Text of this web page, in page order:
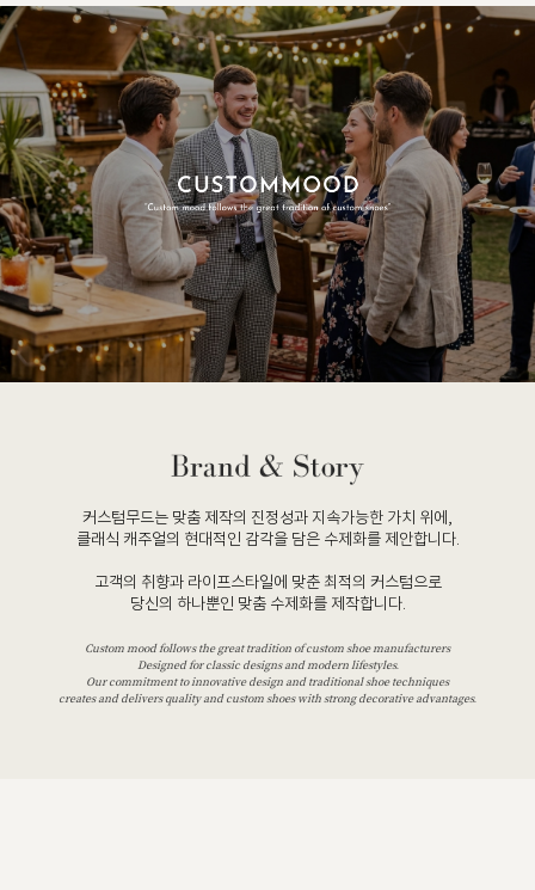
커스텀무드는 맞춤 제작의 진정성과 지속가능한 가치 위에,
클래식 캐주얼의 현대적인 감각을 담은 수제화를 제안합니다.
고객의 취향과 라이프스타일에 맞춘 최적의 커스텀으로
당신의 하나뿐인 맞춤 수제화를 제작합니다.
Custom mood follows the great tradition of custom shoe manufacturers
Designed for classic designs and modern lifestyles.
Our commitment to innovative design and traditional shoe techniques
creates and delivers quality and custom shoes with strong decorative advantages.